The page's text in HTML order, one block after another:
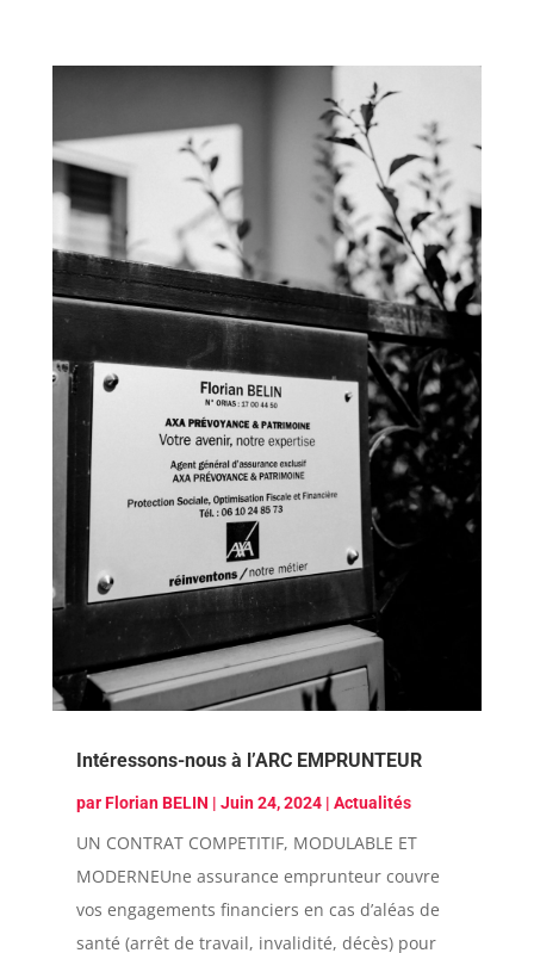
Intéressons-nous à l’ARC EMPRUNTEUR
parFlorian BELIN | Juin 24, 2024| Actualités
​​​​​​​​​​​​​​​​​​​​​​​​​​​​​​​​​​​​UN CONTRAT COMPETITIF, MODULABLE ET
MODERNEUne assurance emprunteur couvre
vos engagements financiers en cas d’aléas de
santé (arrêt de travail, invalidité, décès) pour